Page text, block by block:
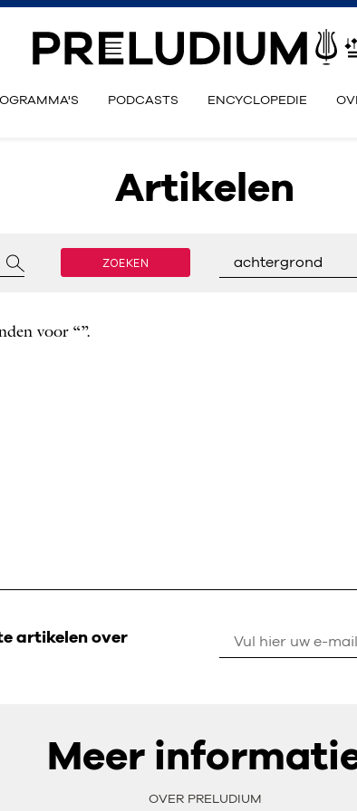
PODCASTS ENCYCLOPEDIE
Artikelen
ZOEKEN achtergrond
voor “”.
artikelen over
Meer
OVER PRELUDIUM